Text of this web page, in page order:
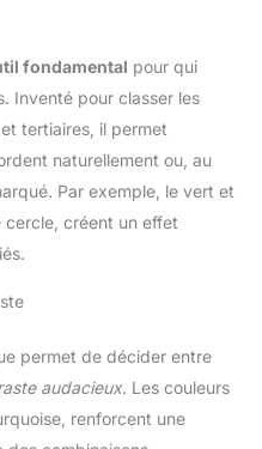
fondamental pour qui
Inventé pour classer les
tertiaires, il permet
naturellement ou, au
Par exemple, le vert et
cercle, créent un effet
permet de décider entre
audacieux. Les couleurs
renforcent une